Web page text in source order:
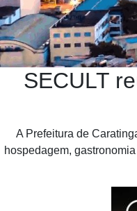
SECULT
A Prefeitura de
hospedagem,